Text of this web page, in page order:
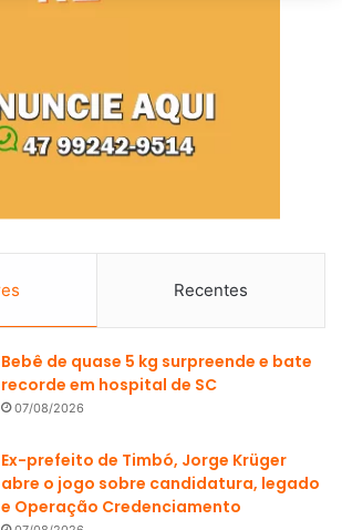
Recentes
Bebê de quase 5 kg surpreende e bate
recorde em hospital de SC
07/08/2026
Ex-prefeito de Timbó, Jorge Krüger
abre o jogo sobre candidatura, legado
e Operação Credenciamento